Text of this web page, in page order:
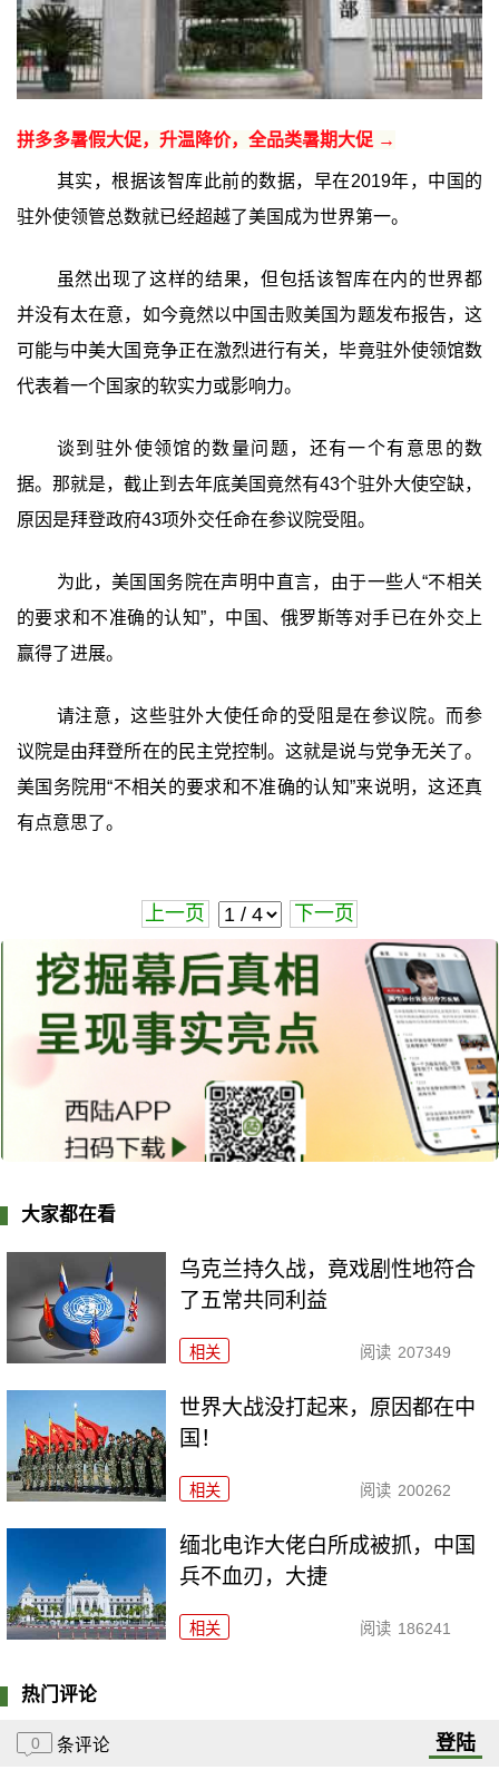
拼多多暑假大促，升温降价，全品类暑期大促 →
其实，根据该智库此前的数据，早在2019年，中国的
驻外使领管总数就已经超越了美国成为世界第一。
虽然出现了这样的结果，但包括该智库在内的世界都
并没有太在意，如今竟然以中国击败美国为题发布报告，这
可能与中美大国竞争正在激烈进行有关，毕竟驻外使领馆数
代表着一个国家的软实力或影响力。
谈到驻外使领馆的数量问题，还有一个有意思的数
据。那就是，截止到去年底美国竟然有43个驻外大使空缺，
原因是拜登政府43项外交任命在参议院受阻。
为此，美国国务院在声明中直言，由于一些人“不相关
的要求和不准确的认知”，中国、俄罗斯等对手已在外交上
赢得了进展。
请注意，这些驻外大使任命的受阻是在参议院。而参
议院是由拜登所在的民主党控制。这就是说与党争无关了。
美国务院用“不相关的要求和不准确的认知”来说明，这还真
有点意思了。
上一页 下一页
大家都在看
乌克兰持久战，竟戏剧性地符合
了五常共同利益
相关 阅读 207349
世界大战没打起来，原因都在中
国！
相关 阅读 200262
缅北电诈大佬白所成被抓，中国
兵不血刃，大捷
相关 阅读 186241
热门评论
0 条评论 登陆